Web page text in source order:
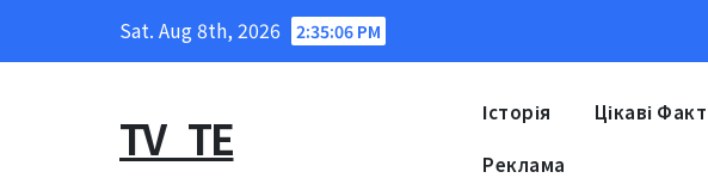
Sat. Aug 8th, 2026 2:35:07 PM
TV_TE Історія Цікаві
Реклама